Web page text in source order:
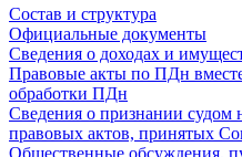
Состав и структура
Официальные документы
Сведения о доходах и
Правовые акты по ПДн
обработки ПДн
Сведения о признании
правовых актов, принятых
Общественные обсуждения,